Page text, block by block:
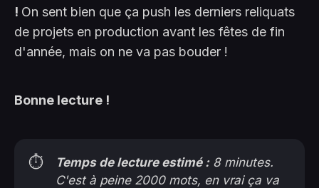
! On sent bien que ça push les derniers reliquats
de projets en production avant les fêtes de fin
d'année, mais on ne va pas bouder !
Bonne lecture !
⏱️ Temps de lecture estimé : 8 minutes.
C'est à peine 2000 mots, en vrai ça va